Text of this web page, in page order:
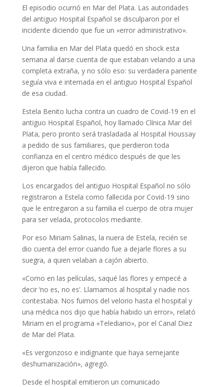
El episodio ocurrió en Mar del Plata. Las autoridades
del antiguo Hospital Español se disculparon por el
incidente diciendo que fue un «error administrativo».
Una familia en Mar del Plata quedó en shock esta
semana al darse cuenta de que estaban velando a una
completa extraña, y no sólo eso: su verdadera pariente
seguía viva e internada en el antiguo Hospital Español
de esa ciudad.
Estela Benito lucha contra un cuadro de Covid-19 en el
antiguo Hospital Español, hoy llamado Clínica Mar del
Plata, pero pronto será trasladada al Hospital Houssay
a pedido de sus familiares, que perdieron toda
confianza en el centro médico después de que les
dijeron que había fallecido.
Los encargados del antiguo Hospital Español no sólo
registraron a Estela como fallecida por Covid-19 sino
que le entregaron a su familia el cuerpo de otra mujer
para ser velada, protocolos mediante.
Por eso Miriam Salinas, la nuera de Estela, recién se
dio cuenta del error cuando fue a dejarle flores a su
suegra, a quien velaban a cajón abierto.
«Como en las películas, saqué las flores y empecé a
decir ‘no es, no es’. Llamamos al hospital y nadie nos
contestaba. Nos fuimos del velorio hasta el hospital y
una médica nos dijo que había habido un error», relató
Miriam en el programa «Telediario», por el Canal Diez
de Mar del Plata.
«Es vergonzoso e indignante que haya semejante
deshumanización», agregó.
Desde el hospital emitieron un comunicado